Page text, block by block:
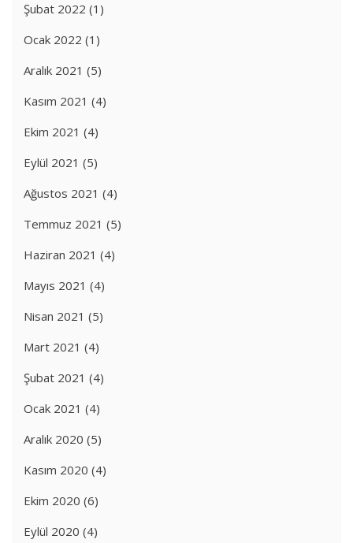
Şubat 2022 (1)
Ocak 2022 (1)
Aralık 2021 (5)
Kasım 2021 (4)
Ekim 2021 (4)
Eylül 2021 (5)
Ağustos 2021 (4)
Temmuz 2021 (5)
Haziran 2021 (4)
Mayıs 2021 (4)
Nisan 2021 (5)
Mart 2021 (4)
Şubat 2021 (4)
Ocak 2021 (4)
Aralık 2020 (5)
Kasım 2020 (4)
Ekim 2020 (6)
Eylül 2020 (4)